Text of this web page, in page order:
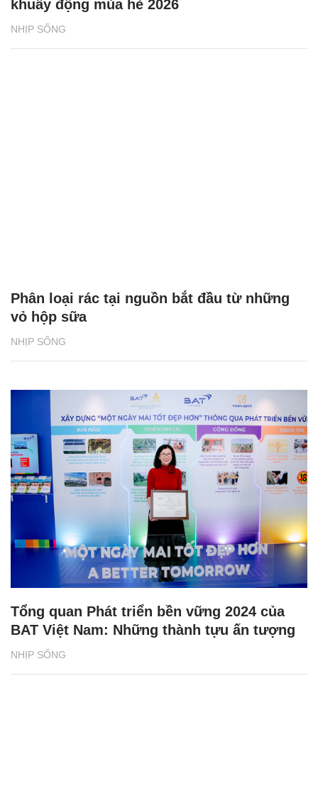
NHỊP SỐNG
giới phát triển sinh kế
NHỊP SỐNG
Bia Tuborg bắt tay cùng rapper Jay Park
khuấy động mùa hè 2026
NHỊP SỐNG
Phân loại rác tại nguồn bắt đầu từ những
vỏ hộp sữa